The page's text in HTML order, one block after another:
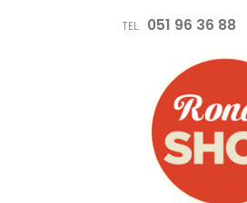
TEL. 051 96 36 88